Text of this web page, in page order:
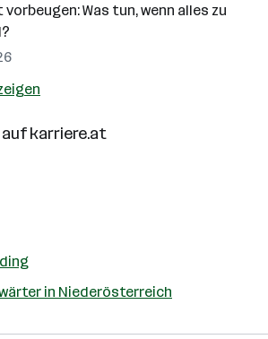
Was tun, wenn alles zu
aufkarriere.at
in Niederösterreich